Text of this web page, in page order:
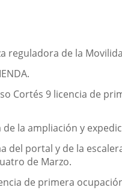
de la
Cortés 9 licencia de
la ampliación y
del portal y de la
de Marzo.
de primera